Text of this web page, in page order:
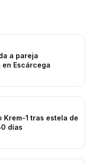
Imagen de
de la Opinión de
Trabajó como
noticiero
reportero de Los
en el noticiero
en Línea” por 96.9
2008 de los
a pareja
Escárcega
estela de
días